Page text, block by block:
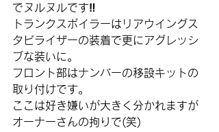
でヌルヌルです‼️
トランクスポイラーはリアウイングス
タビライザーの装着で更にアグレッシ
ブな装いに。
フロント部はナンバーの移設キットの
取り付けです。
ここは好き嫌いが大きく分かれますが
オーナーさんの拘りで(笑)